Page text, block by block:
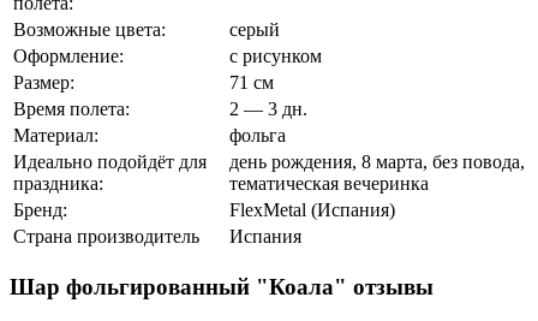
Возможные цвета:
серый
Оформление:
с рисунком
Размер:
71 см
Время полета:
2 — 3 дн.
Материал:
фольга
Идеально подойдёт для
праздника:
день рождения, 8 марта, без повода,
тематическая вечеринка
Бренд:
FlexMetal (Испания)
Страна производитель
Испания
Шар фольгированный "Коала" отзывы